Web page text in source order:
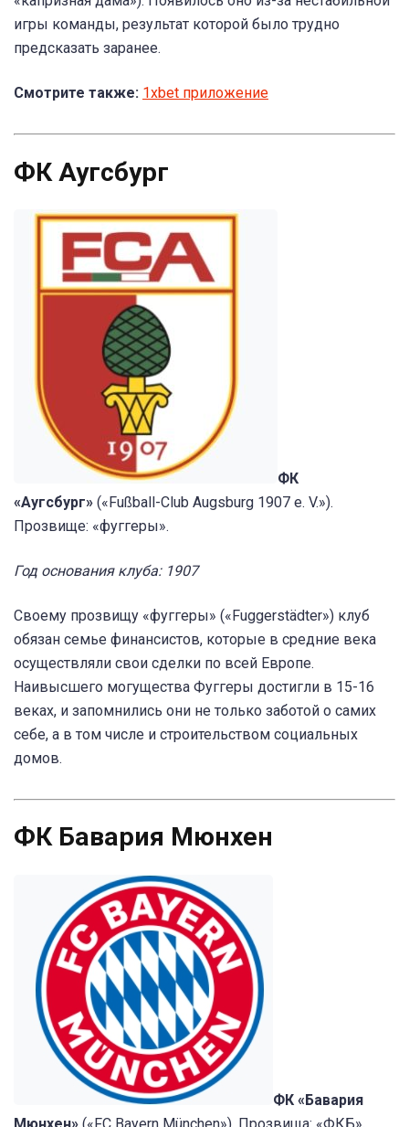
игры команды, результат которой было трудно
предсказать заранее.
Смотрите также: 1xbet приложение
ФК Аугсбург
ФК
«Аугсбург» («Fußball-Club Augsburg 1907 e. V.»).
Прозвище: «фуггеры».
Год основания клуба: 1907
Своему прозвищу «фуггеры» («Fuggerstädter») клуб
обязан семье финансистов, которые в средние века
осуществляли свои сделки по всей Европе.
Наивысшего могущества Фуггеры достигли в 15-16
веках, и запомнились они не только заботой о самих
себе, а в том числе и строительством социальных
домов.
ФК Бавария Мюнхен
ФК «Бавария
Мюнхен» («FC Bayern München»). Прозвища: «ФКБ»,